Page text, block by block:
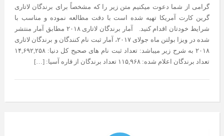
گرامی از شما دعوت میکنیم متن زیر را که مشخصاً برای برندگان لاتاری
گرین کارت آمریکا تهیه شده است با دقت مطالعه نموده و مناسب با
شرایط خودتان اقدام کنید. آمار برندگان لاتاری ۲۰۱۸ مطابق آمار منتشر
شده در ویزا بولتن ماه جولای ۲۰۱۷، آمار ثبت نام کنندگان و برندگان لاتاری
۲۰۱۸ به شرح زیر میباشد: تعداد ثبت نام های صحیح کل دنیا: ۱۴,۶۹۲,۲۵۸
تعداد برندگان اعلام شده: ۱۱۵,۹۶۸ تعداد برندگان از قاره آسیا: […]